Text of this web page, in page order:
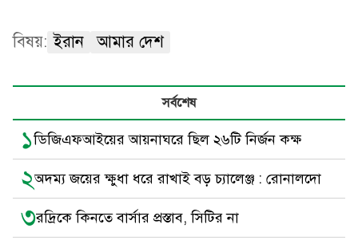
বিষয়: ইরান আমার দেশ
সর্বশেষ
১ডিজিএফআইয়ের আয়নাঘরে ছিল ২৬টি নির্জন কক্ষ
২অদম্য জয়ের ক্ষুধা ধরে রাখাই বড় চ্যালেঞ্জ : রোনালদো
৩রদ্রিকে কিনতে বার্সার প্রস্তাব, সিটির না